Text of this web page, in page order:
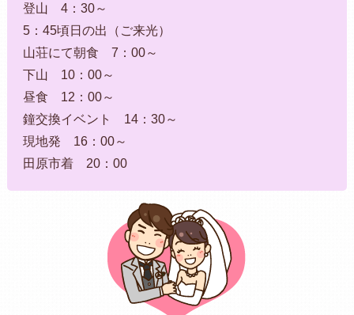
登山 4：30～
5：45頃日の出（ご来光）
山荘にて朝食 7：00～
下山 10：00～
昼食 12：00～
鐘交換イベント 14：30～
現地発 16：00～
田原市着 20：00